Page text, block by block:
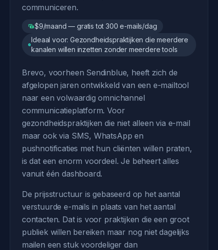
communiceren.
$9/maand — gratis tot 300 e-mails/dag
Ideaal voor: Gezondheidspraktijken die meerdere
kanalen willen inzetten zonder meerdere tools
Brevo, voorheen Sendinblue, heeft zich de
afgelopen jaren ontwikkeld van een e-mailtool
naar een volwaardig omnichannel
communicatieplatform. Voor
gezondheidspraktijken die niet alleen via e-mail
maar ook via SMS, WhatsApp en
pushnotificaties met hun cliënten willen praten,
is dat een enorm voordeel. Je beheert alles
vanuit één dashboard.
De prijsstructuur is gebaseerd op het aantal
verstuurde e-mails in plaats van het aantal
contacten. Dat is voor praktijken die een groot
publiek willen bereiken maar nog niet dagelijks
mailen een stuk voordeliger dan